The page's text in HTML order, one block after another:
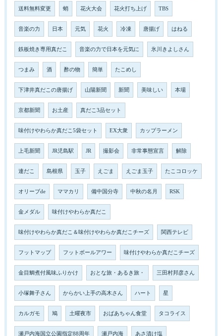
送料無料変更 蛸 花火大会 花火打ち上げ TBS
音楽の力 日本 元気 花火 冷凍 唐揚げ はねる
鉄板焼き専用真だこ 音楽の力で日本を元気に 氷川きよしさん
つまみ 酒 酢の物 簡単 たこめし
下津井真だこの唐揚げ 山陽新聞 新聞 美味しい 本場
京都新聞 お土産 真だこ3品セット
味付けやわらか真だこ5袋セット EX大衆 カップラーメン
上毛新聞 JR児島駅 JR 撮影会 非常事態宣言 解除
連だこ 島根県 玉子 えごま えごま玉子 たこコロッケ
オリーブde ママカリ 備中国分寺 中秋の名月 RSK
金メダル 味付けやわらか真だこ
味付けやわらか真だこ＆味付けやわらか真だこチーズ 関西テレビ
フットマップ フットボールアワー 味付けやわらか真だこチーズ
金目鯛煮付風味ふりかけ おとな旅・あるき旅・ 三田村邦彦さん
小塚舞子さん からかい上手の高木さん ハート 星
カルガモ 鳩 土曜夜市 おばあちゃん食堂 タコライス
瀬戸内海国立公園指定88周年 瀬戸内海 あさ漬け塩